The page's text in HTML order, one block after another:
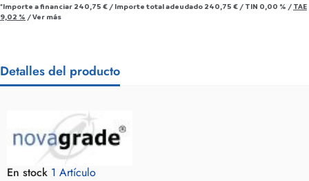
*Importe a financiar 240,75 € / Importe total adeudado 240,75 € / TIN 0,00 % / TAE
9,02 % /Ver más
Detalles del producto
En stock 1 Artículo